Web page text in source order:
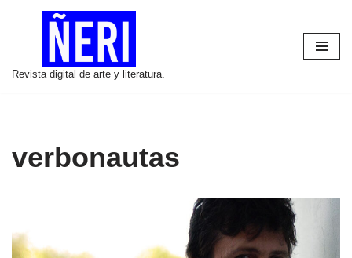
contenido
Revista digital de arte y literatura.
verbonautas